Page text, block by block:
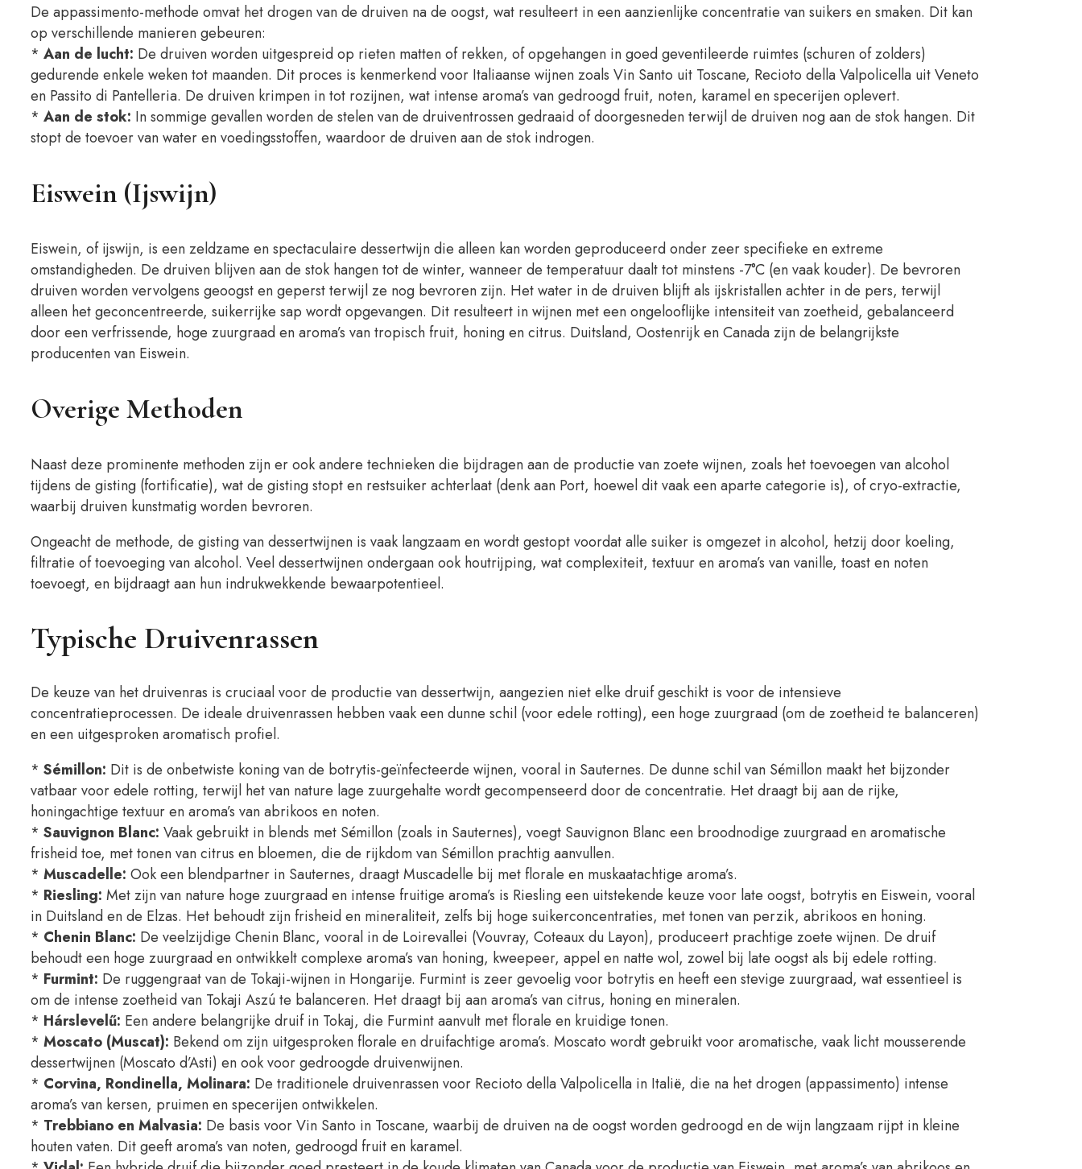
De appassimento-methode omvat het drogen van de druiven na de oogst, wat resulteert in een aanzienlijke concentratie van suikers en smaken. Dit kan
op verschillende manieren gebeuren:
* Aan de lucht: De druiven worden uitgespreid op rieten matten of rekken, of opgehangen in goed geventileerde ruimtes (schuren of zolders)
gedurende enkele weken tot maanden. Dit proces is kenmerkend voor Italiaanse wijnen zoals Vin Santo uit Toscane, Recioto della Valpolicella uit Veneto
en Passito di Pantelleria. De druiven krimpen in tot rozijnen, wat intense aroma’s van gedroogd fruit, noten, karamel en specerijen oplevert.
* Aan de stok: In sommige gevallen worden de stelen van de druiventrossen gedraaid of doorgesneden terwijl de druiven nog aan de stok hangen. Dit
stopt de toevoer van water en voedingsstoffen, waardoor de druiven aan de stok indrogen.
Eiswein (Ijswijn)
Eiswein, of ijswijn, is een zeldzame en spectaculaire dessertwijn die alleen kan worden geproduceerd onder zeer specifieke en extreme
omstandigheden. De druiven blijven aan de stok hangen tot de winter, wanneer de temperatuur daalt tot minstens -7°C (en vaak kouder). De bevroren
druiven worden vervolgens geoogst en geperst terwijl ze nog bevroren zijn. Het water in de druiven blijft als ijskristallen achter in de pers, terwijl
alleen het geconcentreerde, suikerrijke sap wordt opgevangen. Dit resulteert in wijnen met een ongelooflijke intensiteit van zoetheid, gebalanceerd
door een verfrissende, hoge zuurgraad en aroma’s van tropisch fruit, honing en citrus. Duitsland, Oostenrijk en Canada zijn de belangrijkste
producenten van Eiswein.
Overige Methoden
Naast deze prominente methoden zijn er ook andere technieken die bijdragen aan de productie van zoete wijnen, zoals het toevoegen van alcohol
tijdens de gisting (fortificatie), wat de gisting stopt en restsuiker achterlaat (denk aan Port, hoewel dit vaak een aparte categorie is), of cryo-extractie,
waarbij druiven kunstmatig worden bevroren.
Ongeacht de methode, de gisting van dessertwijnen is vaak langzaam en wordt gestopt voordat alle suiker is omgezet in alcohol, hetzij door koeling,
filtratie of toevoeging van alcohol. Veel dessertwijnen ondergaan ook houtrijping, wat complexiteit, textuur en aroma’s van vanille, toast en noten
toevoegt, en bijdraagt aan hun indrukwekkende bewaarpotentieel.
Typische Druivenrassen
De keuze van het druivenras is cruciaal voor de productie van dessertwijn, aangezien niet elke druif geschikt is voor de intensieve
concentratieprocessen. De ideale druivenrassen hebben vaak een dunne schil (voor edele rotting), een hoge zuurgraad (om de zoetheid te balanceren)
en een uitgesproken aromatisch profiel.
* Sémillon: Dit is de onbetwiste koning van de botrytis-geïnfecteerde wijnen, vooral in Sauternes. De dunne schil van Sémillon maakt het bijzonder
vatbaar voor edele rotting, terwijl het van nature lage zuurgehalte wordt gecompenseerd door de concentratie. Het draagt bij aan de rijke,
honingachtige textuur en aroma’s van abrikoos en noten.
* Sauvignon Blanc: Vaak gebruikt in blends met Sémillon (zoals in Sauternes), voegt Sauvignon Blanc een broodnodige zuurgraad en aromatische
frisheid toe, met tonen van citrus en bloemen, die de rijkdom van Sémillon prachtig aanvullen.
* Muscadelle: Ook een blendpartner in Sauternes, draagt Muscadelle bij met florale en muskaatachtige aroma’s.
* Riesling: Met zijn van nature hoge zuurgraad en intense fruitige aroma’s is Riesling een uitstekende keuze voor late oogst, botrytis en Eiswein, vooral
in Duitsland en de Elzas. Het behoudt zijn frisheid en mineraliteit, zelfs bij hoge suikerconcentraties, met tonen van perzik, abrikoos en honing.
* Chenin Blanc: De veelzijdige Chenin Blanc, vooral in de Loirevallei (Vouvray, Coteaux du Layon), produceert prachtige zoete wijnen. De druif
behoudt een hoge zuurgraad en ontwikkelt complexe aroma’s van honing, kweepeer, appel en natte wol, zowel bij late oogst als bij edele rotting.
* Furmint: De ruggengraat van de Tokaji-wijnen in Hongarije. Furmint is zeer gevoelig voor botrytis en heeft een stevige zuurgraad, wat essentieel is
om de intense zoetheid van Tokaji Aszú te balanceren. Het draagt bij aan aroma’s van citrus, honing en mineralen.
* Hárslevelű: Een andere belangrijke druif in Tokaj, die Furmint aanvult met florale en kruidige tonen.
* Moscato (Muscat): Bekend om zijn uitgesproken florale en druifachtige aroma’s. Moscato wordt gebruikt voor aromatische, vaak licht mousserende
dessertwijnen (Moscato d’Asti) en ook voor gedroogde druivenwijnen.
* Corvina, Rondinella, Molinara: De traditionele druivenrassen voor Recioto della Valpolicella in Italië, die na het drogen (appassimento) intense
aroma’s van kersen, pruimen en specerijen ontwikkelen.
* Trebbiano en Malvasia: De basis voor Vin Santo in Toscane, waarbij de druiven na de oogst worden gedroogd en de wijn langzaam rijpt in kleine
houten vaten. Dit geeft aroma’s van noten, gedroogd fruit en karamel.